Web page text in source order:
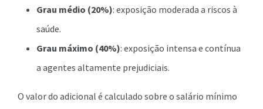
Grau médio (20%): exposição moderada a riscos à
saúde.
Grau máximo (40%): exposição intensa e contínua
a agentes altamente prejudiciais.
O valor do adicional é calculado sobre o salário mínimo